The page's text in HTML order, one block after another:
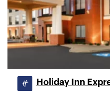
Holiday Inn